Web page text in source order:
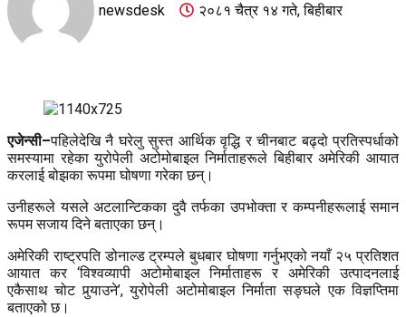
newsdesk २०८१ चैत्र १४ गते, बिहीबार
एजेन्सी–पहिलेदेखि नै घरेलु सुस्त आर्थिक वृद्धि र चीनबाट बढ्दो प्रतिस्पर्धाको
समस्यामा रहेका युरोपेली अटोमोबाइल निर्माताहरूले बिहीबार अमेरिकी आयात
करलाई बोझका रूपमा घोषणा गरेका छन्।
उनीहरूले यसले अटलान्टिकका दुवै तर्फका उपभोक्ता र कम्पनीहरूलाई समान
रूपम सजाय दिने बताएका छन्।
अमेरिकी राष्ट्रपति डोनाल्ड ट्रम्पले बुधबार घोषणा गर्नुभएको नयाँ २५ प्रतिशत
आयात कर ‘विश्वव्यापी अटोमोबाइल निर्माताहरू र अमेरिकी उत्पादनलाई
एकैसाथ चोट पुर्‍याउने’, युरोपेली अटोमोबाइल निर्माता सङ्घले एक विज्ञप्तिमा
बताएको छ।